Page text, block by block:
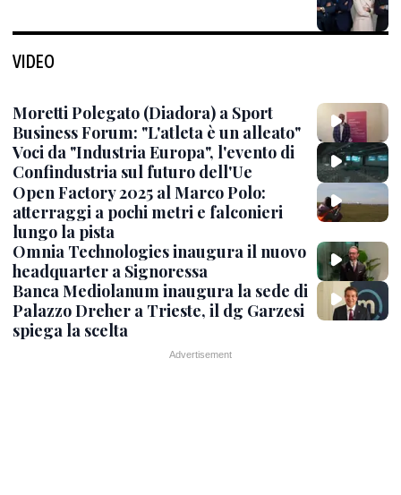
VIDEO
Moretti Polegato (Diadora) a Sport
Business Forum: "L'atleta è un alleato"
Voci da "Industria Europa", l'evento di
Confindustria sul futuro dell'Ue
Open Factory 2025 al Marco Polo:
atterraggi a pochi metri e falconieri
lungo la pista
Omnia Technologies inaugura il nuovo
headquarter a Signoressa
Banca Mediolanum inaugura la sede di
Palazzo Dreher a Trieste, il dg Garzesi
spiega la scelta